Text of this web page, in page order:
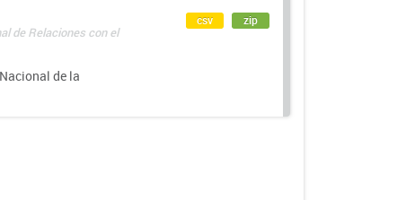
de Relaciones con el
de la
csv zip